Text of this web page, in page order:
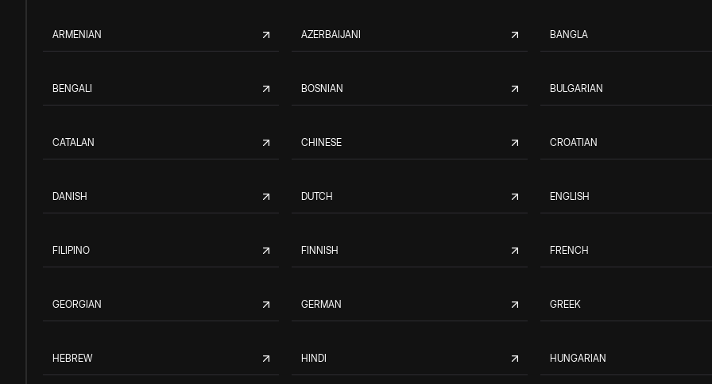
ARMENIAN AZERBAIJANI BANGLA
BENGALI BOSNIAN BULGARIAN
CATALAN CHINESE CROATIAN
DANISH DUTCH ENGLISH
FILIPINO FINNISH FRENCH
GEORGIAN GERMAN GREEK
HEBREW HINDI HUNGARIAN